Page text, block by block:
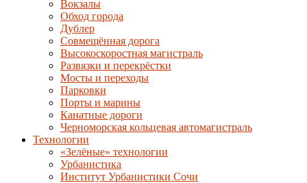
Вокзалы
Обход города
Дублер
Совмещённая дорога
Высокоскоростная магистраль
Развязки и перекрёстки
Мосты и переходы
Парковки
Порты и марины
Канатные дороги
Черноморская кольцевая автомагистраль
Технологии
«Зелёные» технологии
Урбанистика
Институт Урбанистики Сочи